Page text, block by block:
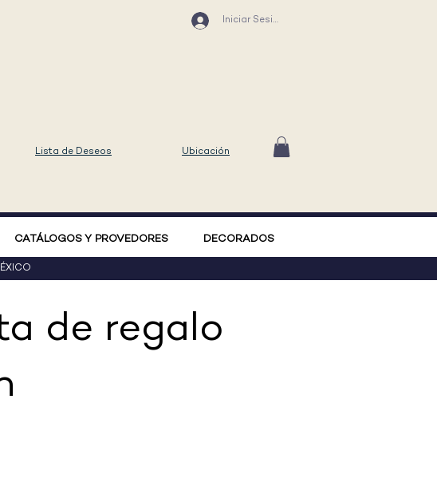
Iniciar Sesión
Lista de Deseos Ubicación
CATÁLOGOS Y PROVEDORES DECORADOS
de regalo